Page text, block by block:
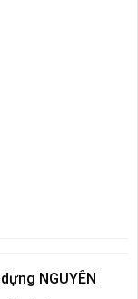
NGUYÊN